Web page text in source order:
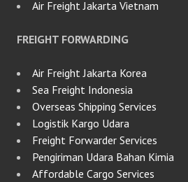
Air Freight Jakarta Vietnam
FREIGHT FORWARDING
Air Freight Jakarta Korea
Sea Freight Indonesia
Overseas Shipping Services
Logistik Kargo Udara
Freight Forwarder Services
Pengiriman Udara Bahan Kimia
Affordable Cargo Services